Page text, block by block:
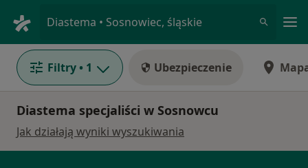
Diastema • Sosnowiec, śląskie
Filtry • 1 Ubezpieczenie
Diastema specjaliści w Sosnowcu
Jak działają wyniki wyszukiwania